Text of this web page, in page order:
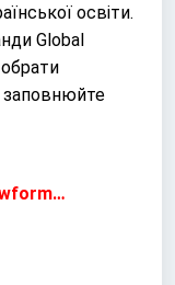
освіти.
Global
заповнюйте